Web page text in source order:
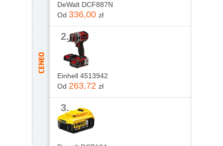
DeWalt DCF887N
Od 336,00 zł
2.
Einhell 4513942
Od 263,72 zł
3.